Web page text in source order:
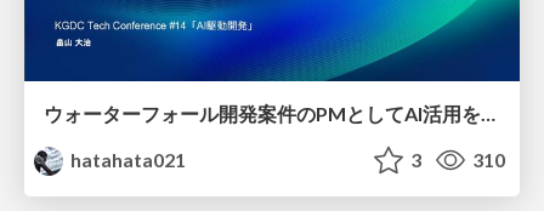
ウォーターフォール開発案件のPMとしてAI活用を模索している話
hatahata021
3 310